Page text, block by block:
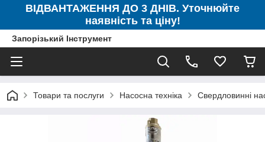
ВІДВАНТАЖЕННЯ ДО 3 ДНІВ. Уточнюйте
наявність та ціну!
Запорізький Інструмент
Товари та послуги Насосна техніка Свердловинні